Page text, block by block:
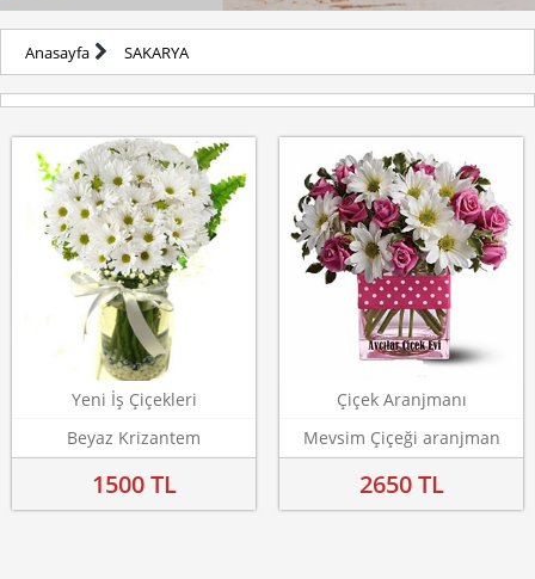
Anasayfa SAKARYA
Yeni İş Çiçekleri
Beyaz Krizantem
1500 TL
Çiçek Aranjmanı
Mevsim Çiçeği aranjman
2650 TL